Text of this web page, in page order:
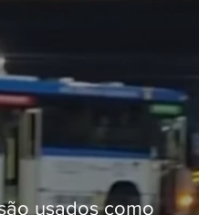
usados como